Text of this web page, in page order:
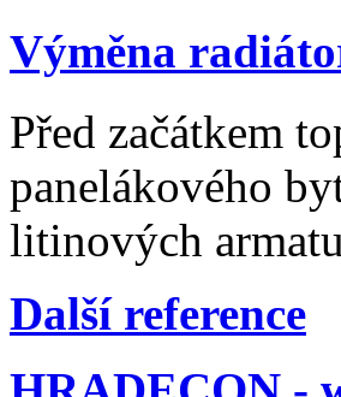
Výměna
Před začátkem
panelákového
litinových
Další reference